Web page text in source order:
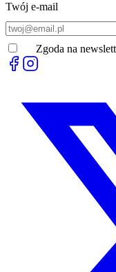
Twój e-mail
Zgoda na